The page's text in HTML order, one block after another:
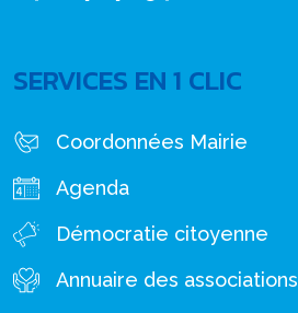
SERVICES EN 1 CLIC
Coordonnées Mairie
Agenda
Démocratie citoyenne
Annuaire des associations